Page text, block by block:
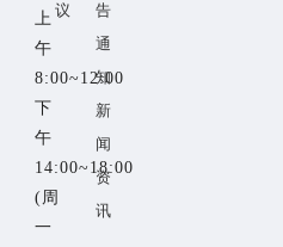
上
午
8:00~12:00
下
午
14:00~18:00
(周
一
议
告
通
知
新
闻
资
讯